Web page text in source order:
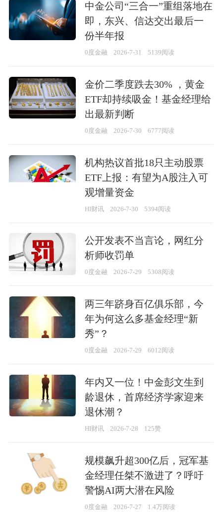
中金公司“三合一”重组落地在
即，东兴、信达交出最后一
份半年报
0度金融 2026-7-31 5139阅读
金价二季度跌去30% ，黄金
ETF却持续吸金！基金经理给
出最新判断
0度金融 2026-7-30 6777阅读
机构热议首批18只主动股票
ETF上报：有望为A股注入可
观增量资金
HI财讯 2026-7-30 5394阅读
公开发表不当言论，网红分
析师收罚单
0度金融 2026-7-29 5308阅读
两三年跻身百亿俱乐部，今
年为何这么多基金经理“新
秀”？
0度金融 2026-7-29 6012阅读
年内又一位！中金彭文生到
龄退休，首席经济学家迎来
退休潮？
HI财讯 2026-7-28 125赞
规模飙升超300亿后，冠军基
金经理任桀不激进了？呼吁
警惕AI两大潜在风险
0度金融 2026-7-27 1.4万阅读